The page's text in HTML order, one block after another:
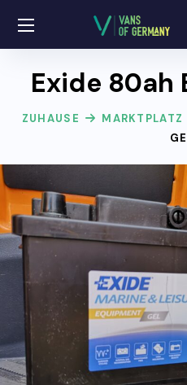
Exide 80ah
ZUHAUSE MARKTPLATZ